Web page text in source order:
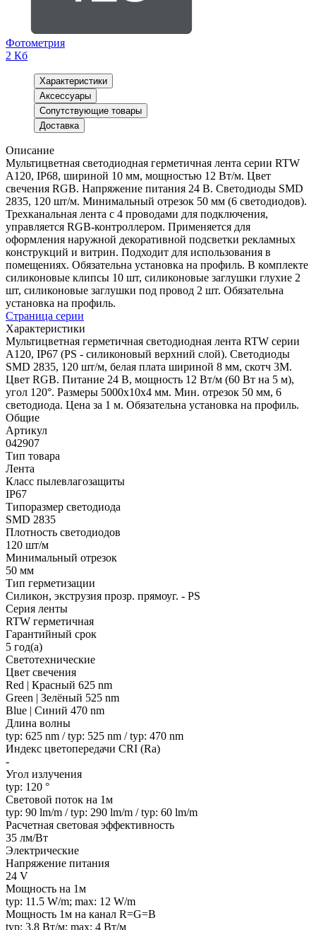
Фотометрия
2 Кб
Характеристики
Аксессуары
Сопутствующие товары
Доставка
Описание
Мультицветная светодиодная герметичная лента серии RTW
A120, IP68, шириной 10 мм, мощностью 12 Вт/м. Цвет
свечения RGB. Напряжение питания 24 В. Светодиоды SMD
2835, 120 шт/м. Минимальный отрезок 50 мм (6 светодиодов).
Трехканальная лента с 4 проводами для подключения,
управляется RGB-контроллером. Применяется для
оформления наружной декоративной подсветки рекламных
конструкций и витрин. Подходит для использования в
помещениях. Обязательна установка на профиль. В комплекте
силиконовые клипсы 10 шт, силиконовые заглушки глухие 2
шт, силиконовые заглушки под провод 2 шт. Обязательна
установка на профиль.
Страница серии
Характеристики
Мультицветная герметичная светодиодная лента RTW серии
A120, IP67 (PS - силиконовый верхний слой). Светодиоды
SMD 2835, 120 шт/м, белая плата шириной 8 мм, скотч 3M.
Цвет RGB. Питание 24 В, мощность 12 Вт/м (60 Вт на 5 м),
угол 120°. Размеры 5000x10x4 мм. Мин. отрезок 50 мм, 6
светодиода. Цена за 1 м. Обязательна установка на профиль.
Общие
Артикул
042907
Тип товара
Лента
Класс пылевлагозащиты
IP67
Типоразмер светодиода
SMD 2835
Плотность светодиодов
120 шт/м
Минимальный отрезок
50 мм
Тип герметизации
Силикон, экструзия прозр. прямоуг. - PS
Серия ленты
RTW герметичная
Гарантийный срок
5 год(а)
Светотехнические
Цвет свечения
Red | Красный 625 nm
Green | Зелёный 525 nm
Blue | Синий 470 nm
Длина волны
typ: 625 nm / typ: 525 nm / typ: 470 nm
Индекс цветопередачи CRI (Ra)
-
Угол излучения
typ: 120 °
Световой поток на 1м
typ: 90 lm/m / typ: 290 lm/m / typ: 60 lm/m
Расчетная световая эффективность
35 лм/Вт
Электрические
Напряжение питания
24 V
Мощность на 1м
typ: 11.5 W/m; max: 12 W/m
Мощность 1м на канал R=G=B
typ: 3.8 Вт/м; max: 4 Вт/м